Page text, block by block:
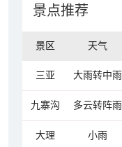
景点推荐
景区 天气
三亚 大雨转中雨
九寨沟 多云转阵雨
大理 小雨